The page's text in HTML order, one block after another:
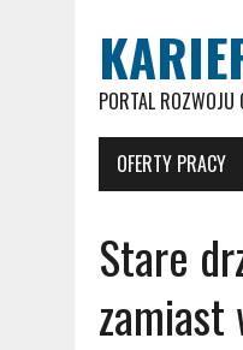
PORTAL
OFERTY PRACY
Stare
zamiast